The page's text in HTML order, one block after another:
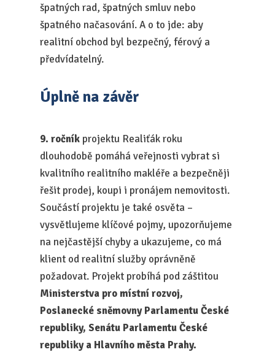
špatných rad, špatných smluv nebo
špatného načasování. A o to jde: aby
realitní obchod byl bezpečný, férový a
předvídatelný.
Úplně na závěr
9. ročníkprojektu Realiťák roku
dlouhodobě pomáhá veřejnosti vybrat si
kvalitního realitního makléře a bezpečněji
řešit prodej, koupi i pronájem nemovitosti.
Součástí projektu je také osvěta –
vysvětlujeme klíčové pojmy, upozorňujeme
na nejčastější chyby a ukazujeme, co má
klient od realitní služby oprávněně
požadovat. Projekt probíhá pod záštitou
Ministerstva pro místní rozvoj,
Poslanecké sněmovny Parlamentu České
republiky, Senátu Parlamentu České
republiky a Hlavního města Prahy.